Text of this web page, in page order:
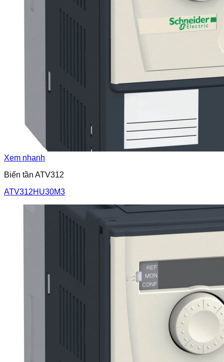
Xem nhanh
Biến tần ATV312
ATV312HU30M3